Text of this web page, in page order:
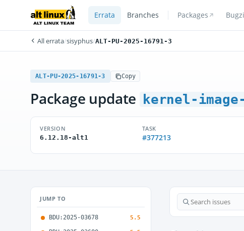
Errata Branches Packages
All errata/sisyphus/ALT-PU-2025-16791-3
ALT-PU-2025-16791-3 Copy
Package update kernel-
VERSION
6.12.18-alt1
TASK
#377213
JUMP TO
BDU:2025-03678 5.5